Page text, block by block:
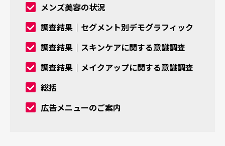
メンズ美容の状況
調査結果｜セグメント別デモグラフィック
調査結果｜スキンケアに関する意識調査
調査結果｜メイクアップに関する意識調査
総括
広告メニューのご案内